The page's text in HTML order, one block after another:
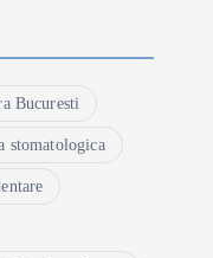
Bucuresti
stomatologica